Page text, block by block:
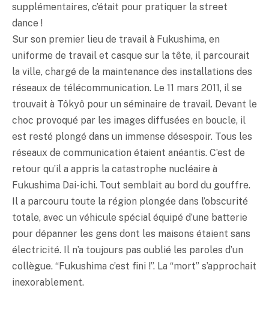
supplémentaires, c’était pour pratiquer la street
dance !
Sur son premier lieu de travail à Fukushima, en
uniforme de travail et casque sur la tête, il parcourait
la ville, chargé de la maintenance des installations des
réseaux de télécommunication. Le 11 mars 2011, il se
trouvait à Tôkyô pour un séminaire de travail. Devant le
choc provoqué par les images diffusées en boucle, il
est resté plongé dans un immense désespoir. Tous les
réseaux de communication étaient anéantis. C’est de
retour qu’il a appris la catastrophe nucléaire à
Fukushima Dai-ichi. Tout semblait au bord du gouffre.
Il a parcouru toute la région plongée dans l’obscurité
totale, avec un véhicule spécial équipé d’une batterie
pour dépanner les gens dont les maisons étaient sans
électricité. Il n’a toujours pas oublié les paroles d’un
collègue. “Fukushima c’est fini !”. La “mort” s’approchait
inexorablement.